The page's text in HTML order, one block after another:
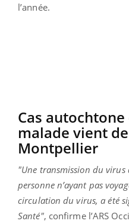
l’année.
Cas
malade vient
Montpellier
"Une transmission du virus
personne n’ayant pas
circulation du virus, a été
Santé", confirme l’ARS